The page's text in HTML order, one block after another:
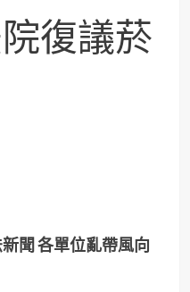
復議菸
聞 各單位亂帶風向